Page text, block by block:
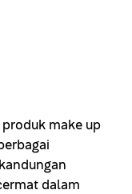
make up
dalam